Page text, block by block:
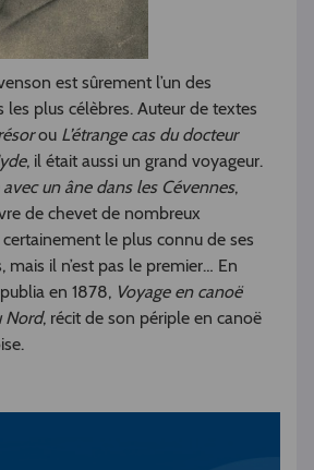
est sûrement l’un des
les plus célèbres. Auteur de textes
ou L’étrange cas du docteur
, il était aussi un grand voyageur.
avec un âne dans les Cévennes,
de chevet de nombreux
le plus connu de ses
mais il n’est pas le premier… En
en 1878, Voyage en canoë
Nord, récit de son périple en canoë